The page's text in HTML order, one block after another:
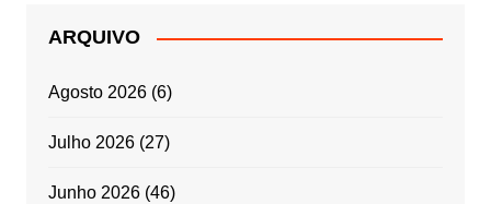
ARQUIVO
Agosto 2026(6)
Julho 2026(27)
Junho 2026(46)